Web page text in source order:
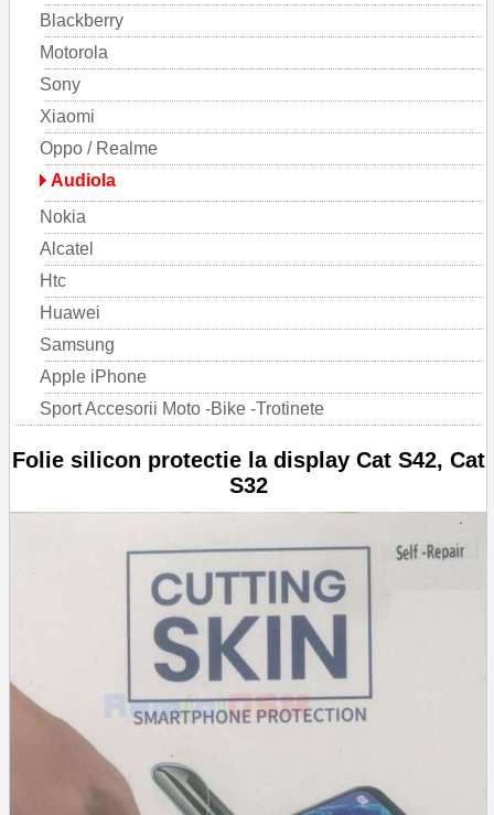
Blackberry
Motorola
Sony
Xiaomi
Oppo / Realme
Audiola
Nokia
Alcatel
Htc
Huawei
Samsung
Apple iPhone
Sport Accesorii Moto -Bike -Trotinete
Folie silicon protectie la display Cat S42, Cat
S32